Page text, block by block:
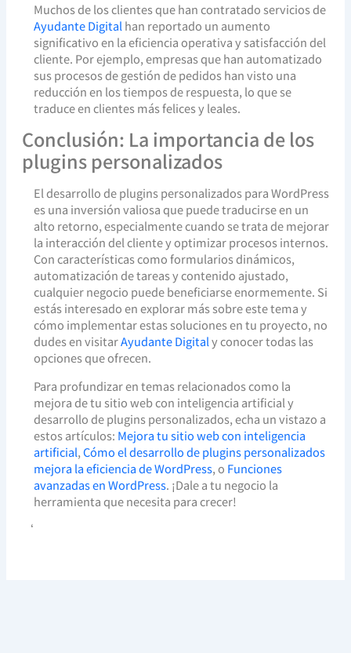
Muchos de los clientes que han contratado servicios de
Ayudante Digital han reportado un aumento
significativo en la eficiencia operativa y satisfacción del
cliente. Por ejemplo, empresas que han automatizado
sus procesos de gestión de pedidos han visto una
reducción en los tiempos de respuesta, lo que se
traduce en clientes más felices y leales.
Conclusión: La importancia de los
plugins personalizados
El desarrollo de plugins personalizados para WordPress
es una inversión valiosa que puede traducirse en un
alto retorno, especialmente cuando se trata de mejorar
la interacción del cliente y optimizar procesos internos.
Con características como formularios dinámicos,
automatización de tareas y contenido ajustado,
cualquier negocio puede beneficiarse enormemente. Si
estás interesado en explorar más sobre este tema y
cómo implementar estas soluciones en tu proyecto, no
dudes en visitarAyudante Digitaly conocer todas las
opciones que ofrecen.
Para profundizar en temas relacionados como la
mejora de tu sitio web con inteligencia artificial y
desarrollo de plugins personalizados, echa un vistazo a
estos artículos: Mejora tu sitio web con inteligencia
artificial,Cómo el desarrollo de plugins personalizados
mejora la eficiencia de WordPress, o Funciones
avanzadas en WordPress. ¡Dale a tu negocio la
herramienta que necesita para crecer!
‘